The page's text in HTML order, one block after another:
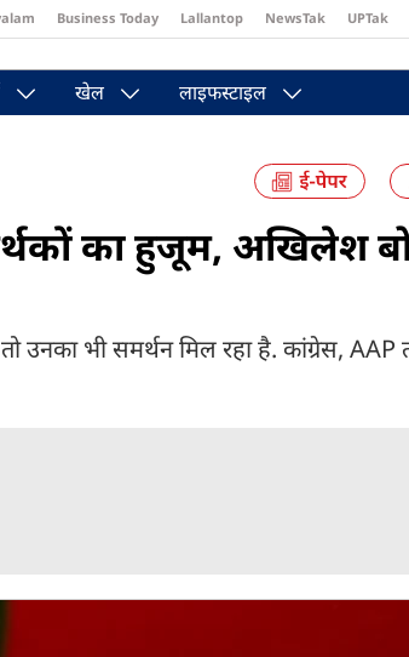
Business Today Lallantop NewsTak UPTak
खेल लाइफस्टाइल
का हुजूम, अखिलेश
उनका भी समर्थन मिल रहा है. कांग्रेस, AAP